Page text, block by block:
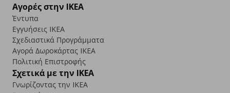
Αγορές στην IKEA
Έντυπα
Εγγυήσεις IKEA
Σχεδιαστικά Προγράμματα
Αγορά Δωρoκάρτας IKEA
Πολιτική Επιστροφής
Σχετικά με την IKEA
Γνωρίζοντας την IKEA